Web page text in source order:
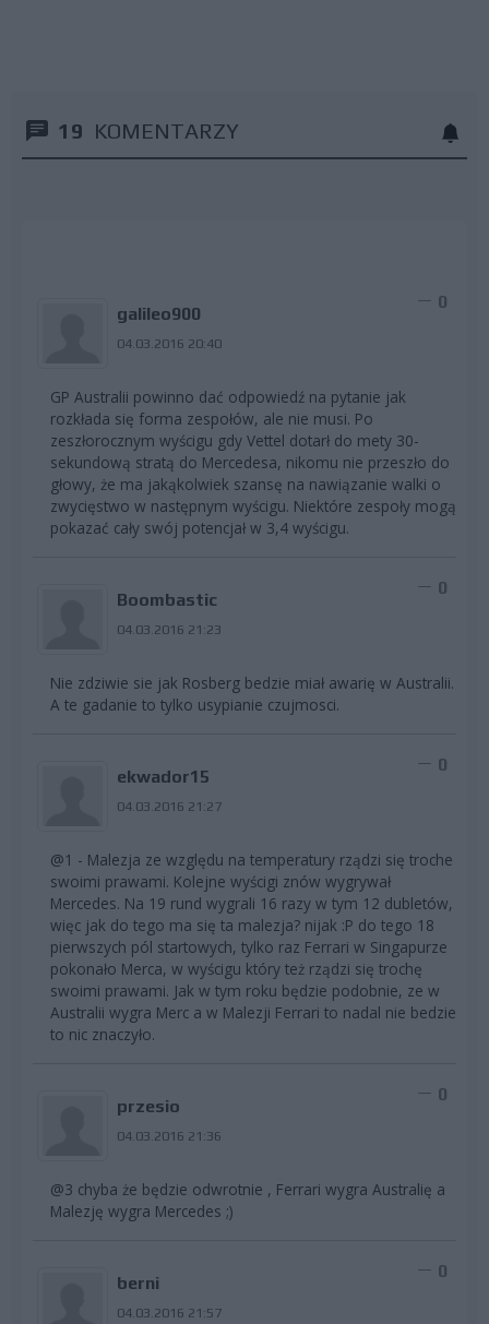
19 KOMENTARZY
galileo900
04.03.2016 20:40
0
GP Australii powinno dać odpowiedź na pytanie jak
rozkłada się forma zespołów, ale nie musi. Po
zeszłorocznym wyścigu gdy Vettel dotarł do mety 30-
sekundową stratą do Mercedesa, nikomu nie przeszło do
głowy, że ma jakąkolwiek szansę na nawiązanie walki o
zwycięstwo w następnym wyścigu. Niektóre zespoły mogą
pokazać cały swój potencjał w 3,4 wyścigu.
Boombastic
04.03.2016 21:23
0
Nie zdziwie sie jak Rosberg bedzie miał awarię w Australii.
A te gadanie to tylko usypianie czujmosci.
ekwador15
04.03.2016 21:27
0
@1 - Malezja ze względu na temperatury rządzi się troche
swoimi prawami. Kolejne wyścigi znów wygrywał
Mercedes. Na 19 rund wygrali 16 razy w tym 12 dubletów,
więc jak do tego ma się ta malezja? nijak :P do tego 18
pierwszych pól startowych, tylko raz Ferrari w Singapurze
pokonało Merca, w wyścigu który też rządzi się trochę
swoimi prawami. Jak w tym roku będzie podobnie, ze w
Australii wygra Merc a w Malezji Ferrari to nadal nie bedzie
to nic znaczyło.
przesio
04.03.2016 21:36
0
@3 chyba że będzie odwrotnie , Ferrari wygra Australię a
Malezję wygra Mercedes ;)
berni
04.03.2016 21:57
0